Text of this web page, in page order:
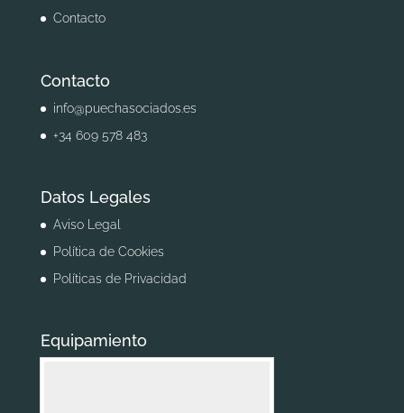
Contacto
Contacto
info@puechasociados.es
+34 609 578 483
Datos Legales
Aviso Legal
Política de Cookies
Políticas de Privacidad
Equipamiento